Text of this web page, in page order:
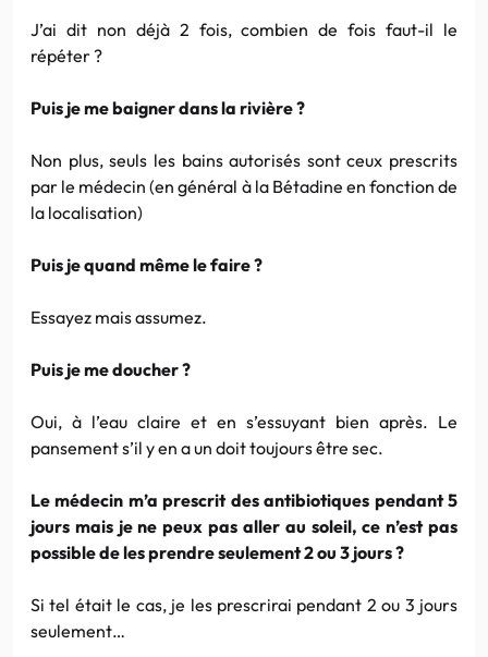
J’ai dit non déjà 2 fois, combien de fois faut-il le
répéter ?
Puis je me baigner dans la rivière ?
Non plus, seuls les bains autorisés sont ceux prescrits
par le médecin (en général à la Bétadine en fonction de
la localisation)
Puis je quand même le faire ?
Essayez mais assumez.
Puis je me doucher ?
Oui, à l’eau claire et en s’essuyant bien après. Le
pansement s’il y en a un doit toujours être sec.
Le médecin m’a prescrit des antibiotiques pendant 5
jours mais je ne peux pas aller au soleil, ce n’est pas
possible de les prendre seulement 2 ou 3 jours ?
Si tel était le cas, je les prescrirai pendant 2 ou 3 jours
seulement…